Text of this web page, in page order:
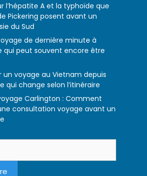
l’hépatite A et la typhoïde que
Pickering posent avant un
du Sud
de dernière minute à
qui peut souvent encore être
un voyage au Vietnam depuis
qui change selon l’itinéraire
Carlington : Comment
consultation voyage avant un